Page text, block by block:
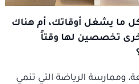
كل ما يشغل أوقاتك، أم هناك
تخصصين لها وقتاً
وممارسة الرياضة التي تنمي